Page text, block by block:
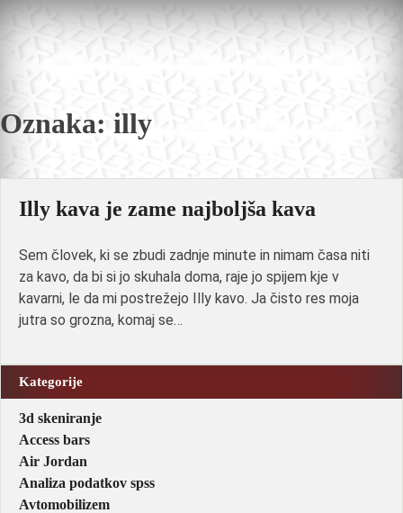
content
Oznaka: illy
Illy kava je zame najboljša kava
Sem človek, ki se zbudi zadnje minute in nimam časa niti
za kavo, da bi si jo skuhala doma, raje jo spijem kje v
kavarni, le da mi postrežejo Illy kavo. Ja čisto res moja
jutra so grozna, komaj se…
Kategorije
3d skeniranje
Access bars
Air Jordan
Analiza podatkov spss
Avtomobilizem